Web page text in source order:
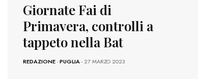
Giornate Fai di
Primavera, controlli a
tappeto nella Bat
REDAZIONE-PUGLIA- 27 MARZO 2023